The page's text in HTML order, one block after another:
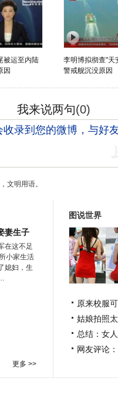
被运至内陆
因
李明博拟彻查"天
警戒舰沉没原因
我来说两句(0)
文明用语。
妻生子
在这不足
小家生活
媳妇，生
更多 >>
图说世界
原来校服
姑娘拍照
总结：女
网友评论